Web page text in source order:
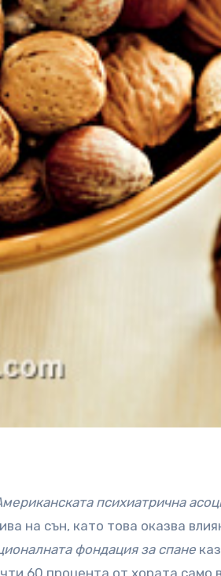
психиатрична
на сън, като това оказва
фондация за спане
60 процента от хората само